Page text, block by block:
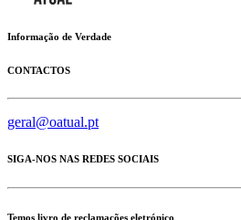
Informação de Verdade
CONTACTOS
geral@oatual.pt
SIGA-NOS NAS REDES SOCIAIS
Temos livro de reclamações eletrónico